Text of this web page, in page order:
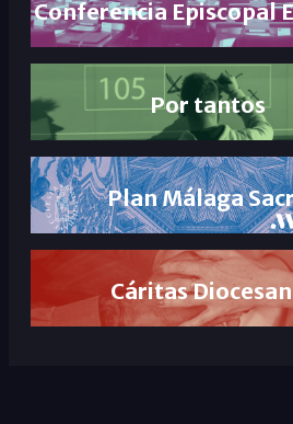
Conferencia Episcopal
Por tantos
Plan Málaga
Cáritas